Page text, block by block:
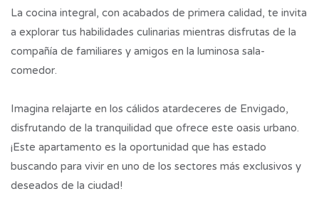
La cocina integral, con acabados de primera calidad, te invita
a explorar tus habilidades culinarias mientras disfrutas de la
compañía de familiares y amigos en la luminosa sala-
comedor.
Imagina relajarte en los cálidos atardeceres de Envigado,
disfrutando de la tranquilidad que ofrece este oasis urbano.
¡Este apartamento es la oportunidad que has estado
buscando para vivir en uno de los sectores más exclusivos y
deseados de la ciudad!